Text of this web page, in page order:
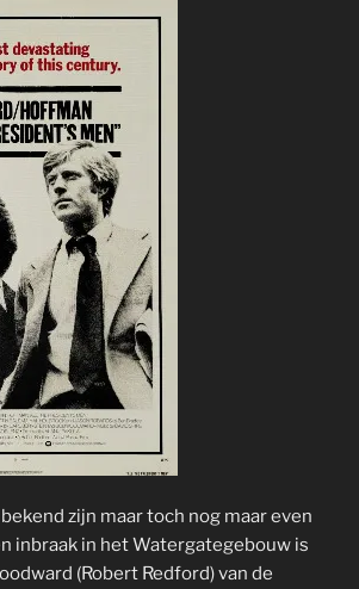
zijn maar toch nog maar even
inbraak in het Watergategebouw is
(Robert Redford) van de